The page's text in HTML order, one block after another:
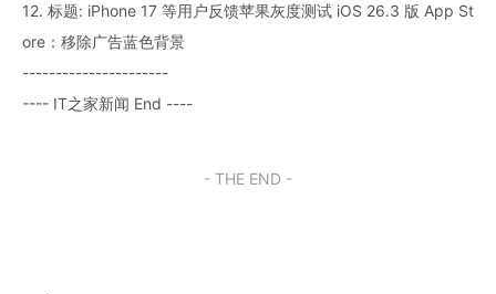
12. 标题: iPhone 17 等用户反馈苹果灰度测试 iOS 26.3 版 App St
ore：移除广告蓝色背景
----------------------
---- IT之家新闻 End ----
- THE END -